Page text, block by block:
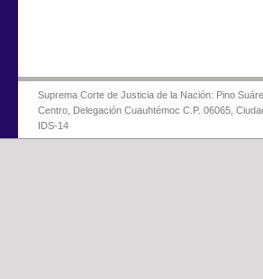
Suprema Corte de Justicia de la Nación: Pino
Centro, Delegación Cuauhtémoc C.P. 06065,
IDS-14